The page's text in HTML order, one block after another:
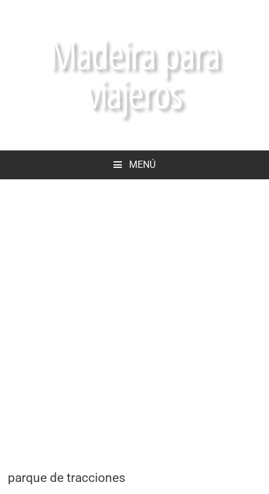
Madeira para
viajeros
MENÚ
parque de tracciones